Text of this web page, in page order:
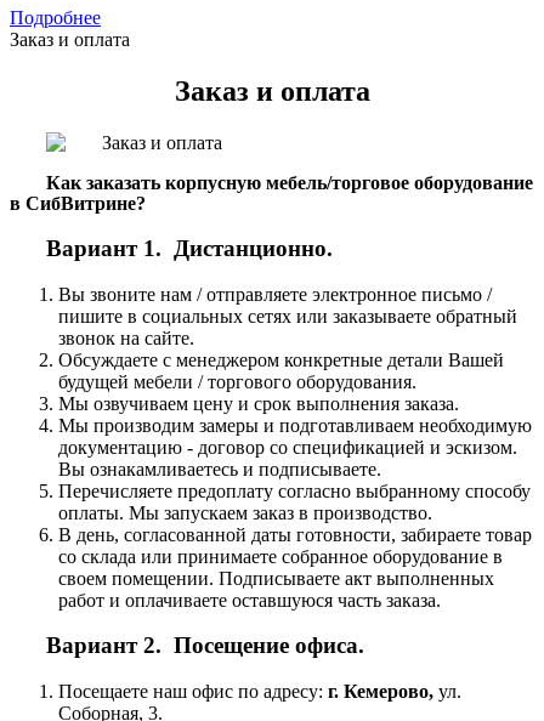
Подробнее
Заказ и оплата
Заказ и оплата
Как заказать корпусную мебель/торговое оборудование
в СибВитрине?
Вариант 1. Дистанционно.
Вы звоните нам / отправляете электронное письмо /
пишите в социальных сетях или заказываете обратный
звонок на сайте.
Обсуждаете с менеджером конкретные детали Вашей
будущей мебели / торгового оборудования.
Мы озвучиваем цену и срок выполнения заказа.
Мы производим замеры и подготавливаем необходимую
документацию - договор со спецификацией и эскизом.
Вы ознакамливаетесь и подписываете.
Перечисляете предоплату согласно выбранному способу
оплаты. Мы запускаем заказ в производство.
В день, согласованной даты готовности, забираете товар
со склада или принимаете собранное оборудование в
своем помещении. Подписываете акт выполненных
работ и оплачиваете оставшуюся часть заказа.
Вариант 2. Посещение офиса.
Посещаете наш офис по адресу: г. Кемерово, ул.
Соборная, 3.